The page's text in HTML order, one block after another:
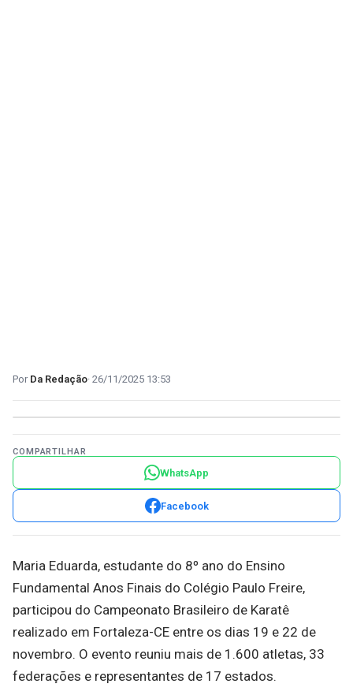
Da Redação 26/11/2025 13:53
COMPARTILHAR
WhatsApp
Facebook
Maria Eduarda, estudante do 8º ano do Ensino
Fundamental Anos Finais do Colégio Paulo Freire,
participou do Campeonato Brasileiro de Karatê
realizado em Fortaleza-CE entre os dias 19 e 22 de
novembro. O evento reuniu mais de 1.600 atletas, 33
federações e representantes de 17 estados.